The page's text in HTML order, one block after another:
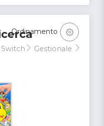
Gestionale
Ordinamento